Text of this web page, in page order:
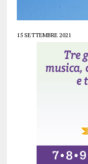
15 SETTEMBRE 2021